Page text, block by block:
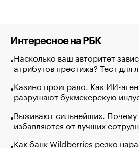
Интересное на РБК
Насколько ваш авторитет
атрибутов престижа? Тест для
Казино проиграло. Как ИИ-
разрушают букмекерскую
Выживают сильнейших. Почему
избавляются от лучших
Как банк Wildberries резко